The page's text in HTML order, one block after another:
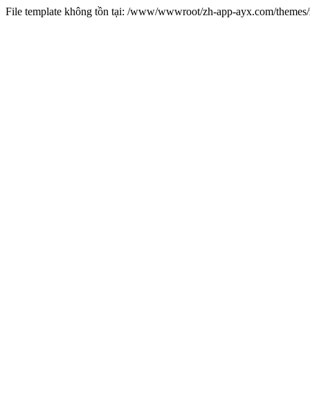
File template không tồn tại: /www/wwwroot/zh-app-ayx.com/